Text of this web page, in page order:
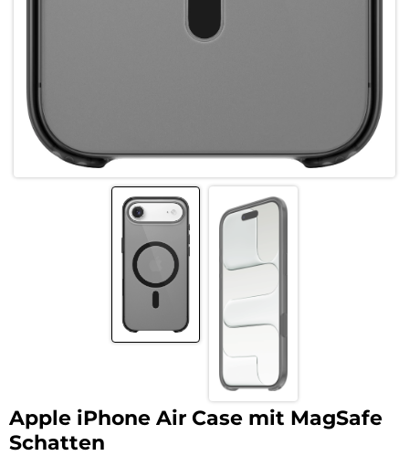
Apple iPhone Air Case mit MagSafe
Schatten